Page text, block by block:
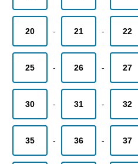
20 - 21 - 22
25 - 26 - 27
30 - 31 - 32
35 - 36 - 37